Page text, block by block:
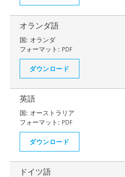
オランダ語
国: オランダ
フォーマット: PDF
ダウンロード
英語
国: オーストラリア
フォーマット: PDF
ダウンロード
ドイツ語